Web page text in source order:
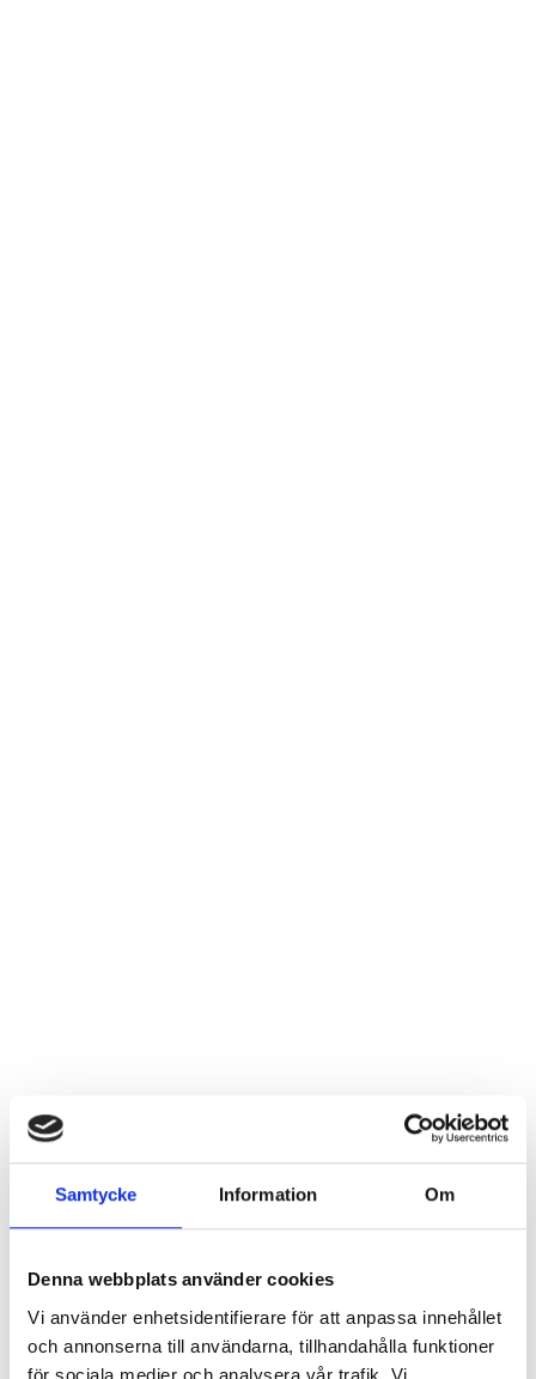
Samtycke Information Om
Denna webbplats använder cookies
Vi använder enhetsidentifierare för att anpassa innehållet
och annonserna till användarna, tillhandahålla funktioner
för sociala medier och analysera vår trafik. Vi